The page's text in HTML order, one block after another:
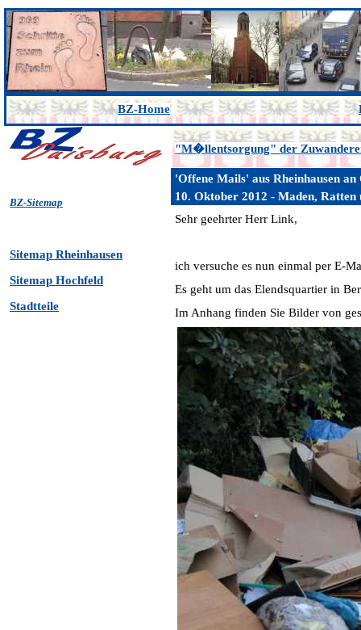
BZ-Home
BZ-Sitemap
Sitemap Rheinhausen
Sitemap Hochfeld
Stadtteile
"M�llentsorgung" der
'Offene Mails' aus Rheinhausen
10. Oktober 2012 - Maden,
Sehr geehrter Herr Link,
ich versuche es nun einmal per E-
Es geht um das Elendsquartier in
Im Anhang finden Sie Bilder von